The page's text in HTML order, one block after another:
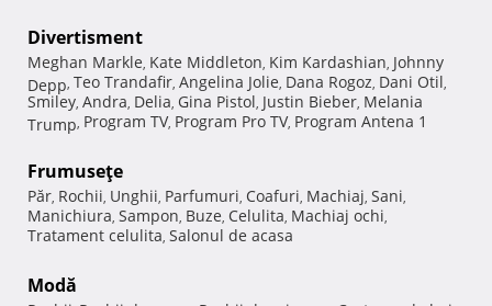
Divertisment
Meghan Markle, Kate Middleton, Kim Kardashian, Johnny
Depp, Teo Trandafir, Angelina Jolie, Dana Rogoz, Dani Otil,
Smiley, Andra, Delia, Gina Pistol, Justin Bieber, Melania
Trump, Program TV, Program Pro TV, Program Antena 1
Frumuseţe
Păr, Rochii, Unghii, Parfumuri, Coafuri, Machiaj, Sani,
Manichiura, Sampon, Buze, Celulita, Machiaj ochi,
Tratament celulita, Salonul de acasa
Modă